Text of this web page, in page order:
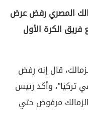
المصري رفض عرض
الكرة الأول
قال إنه رفض
تركيا”، وأكد رئيس
مرفوض حتي